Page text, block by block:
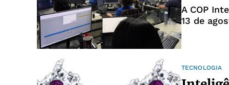
A COP
13 de
TECNOLOGIA